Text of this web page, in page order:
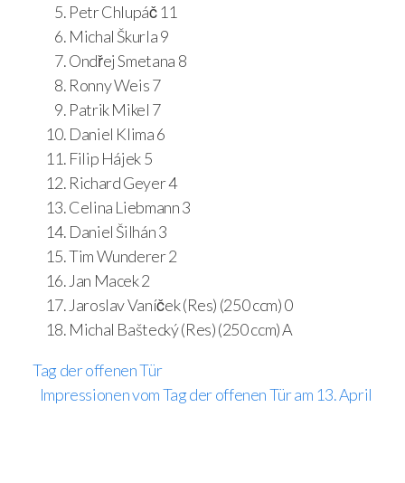
Petr Chlupáč 11
Michal Škurla 9
Ondřej Smetana 8
Ronny Weis 7
Patrik Mikel 7
Daniel Klima 6
Filip Hájek 5
Richard Geyer 4
Celina Liebmann 3
Daniel Šilhán 3
Tim Wunderer 2
Jan Macek 2
Jaroslav Vaníček (Res) (250 ccm) 0
Michal Baštecký (Res) (250 ccm) A
Tag der offenen Tür
Impressionen vom Tag der offenen Tür am 13. April